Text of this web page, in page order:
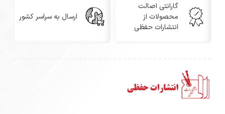
گارانتی اصالت
محصولات از
انتشارات حفظی
ارسال به سراسر کشور